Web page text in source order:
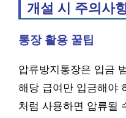
개설 시 주의사
통장 활용 꿀팁
압류방지통장은 입금
해당 급여만 입금해야
처럼 사용하면 압류될